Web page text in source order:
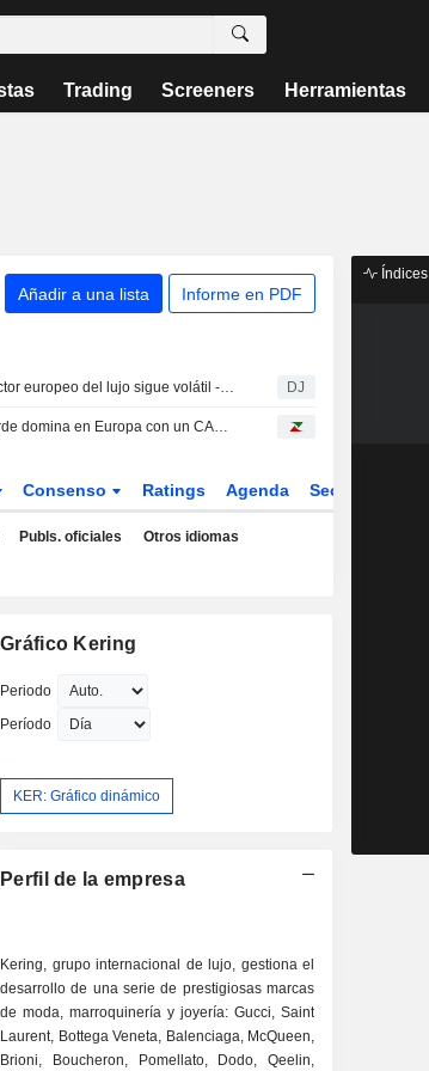
Trading Screeners Herramientas
Añadir a una lista Informe en PDF
El sector europeo del lujo sigue volátil -- Market Talk DJ
El verde domina en Europa con un CAC 40 en niveles récord
Consenso Ratings Agenda Sector
Publs. oficiales Otros idiomas
Gráfico Kering
Periodo
Período
KER: Gráfico dinámico
Perfil de la empresa
Kering, grupo internacional de lujo, gestiona el
desarrollo de una serie de prestigiosas marcas
de moda, marroquinería y joyería: Gucci, Saint
Laurent, Bottega Veneta, Balenciaga, McQueen,
Brioni, Boucheron, Pomellato, Dodo, Qeelin,
Índices